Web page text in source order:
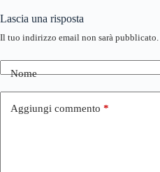
Lascia una risposta
Il tuo indirizzo email non sarà pubblicato.
Nome
Aggiungi commento *